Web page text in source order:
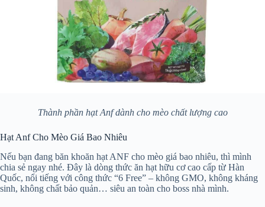
Thành phần hạt Anf dành cho mèo chất lượng cao
Hạt Anf Cho Mèo Giá Bao Nhiêu
Nếu bạn đang băn khoăn hạt ANF cho mèo giá bao nhiêu, thì mình
chia sẻ ngay nhé. Đây là dòng thức ăn hạt hữu cơ cao cấp từ Hàn
Quốc, nổi tiếng với công thức “6 Free” – không GMO, không kháng
sinh, không chất bảo quản… siêu an toàn cho boss nhà mình.